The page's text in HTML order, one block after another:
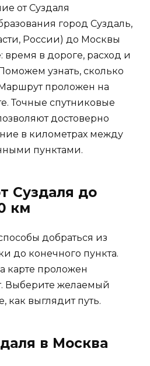
от Суздаля
город Суздаль,
России) до Москвы
в дороге, расход и
узнать, сколько
Маршрут проложен на
Точные спутниковые
достоверно
в километрах между
пунктами.
Суздаля до
км
добраться из
до конечного пункта.
карте проложен
Выберите желаемый
как выглядит путь.
в Москва